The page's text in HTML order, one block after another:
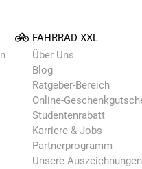
FAHRRAD XXL
Über Uns
Blog
Ratgeber-Bereich
Online-
Studentenrabatt
Karriere & Jobs
Partnerprogramm
Unsere Auszeichnungen